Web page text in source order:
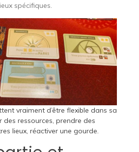
spécifiques.
vraiment d’être flexible dans sa
ressources, prendre des
lieux, réactiver une gourde.